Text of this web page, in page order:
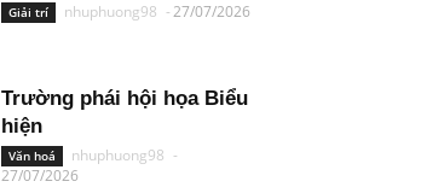
Giải trí nhuphuong98 -27/07/2026
Trường phái hội họa Biểu
hiện
Văn hoá nhuphuong98 -
27/07/2026